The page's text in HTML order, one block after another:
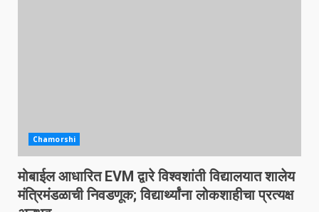
Chamorshi
मोबाईल आधारित EVM द्वारे विश्वशांती विद्यालयात शालेय
मंत्रिमंडळाची निवडणूक; विद्यार्थ्यांना लोकशाहीचा प्रत्यक्ष